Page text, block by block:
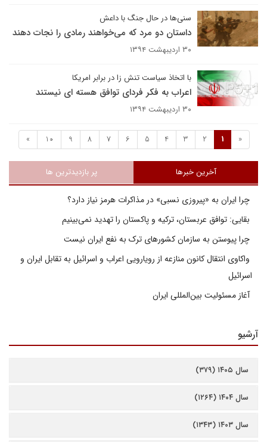
سنی‌ها در حال جنگ با داعش
داستان دو مرد که می‌خواهند رمادی را نجات دهند
۳۰ اردیبهشت ۱۳۹۴
با اتخاذ سیاست تنش زا در برابر امریکا
اعراب به فکر فردای توافق هسته ای نیستند
۳۰ اردیبهشت ۱۳۹۴
«
1
2
3
4
5
6
7
8
9
10
»
آخرین خبرها پر بازدیدترین ها
چرا ایران به «پیروزی نسبی» در مذاکرات هرمز نیاز دارد؟
بقایی: توافق عربستان، ترکیه و پاکستان را تهدید نمی‌بینیم
چرا پیوستن به سازمان کشورهای ترک به نفع ایران نیست
واکاوی انتقال کانون منازعه از رویارویی اعراب و اسرائیل به تقابل ایران و
اسرائیل
آغاز مسئولیت بین‌المللی ایران
آرشیو
سال ۱۴۰۵ (۳۷۹)
سال ۱۴۰۴ (۱۲۶۴)
سال ۱۴۰۳ (۱۳۴۳)